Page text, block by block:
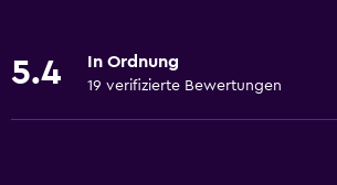
5.4 In Ordnung
19 verifizierte Bewertungen